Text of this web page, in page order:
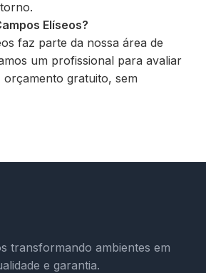
Elíseos?
faz parte da nossa área de
um profissional para avaliar
gratuito, sem
transformando ambientes em
e garantia.